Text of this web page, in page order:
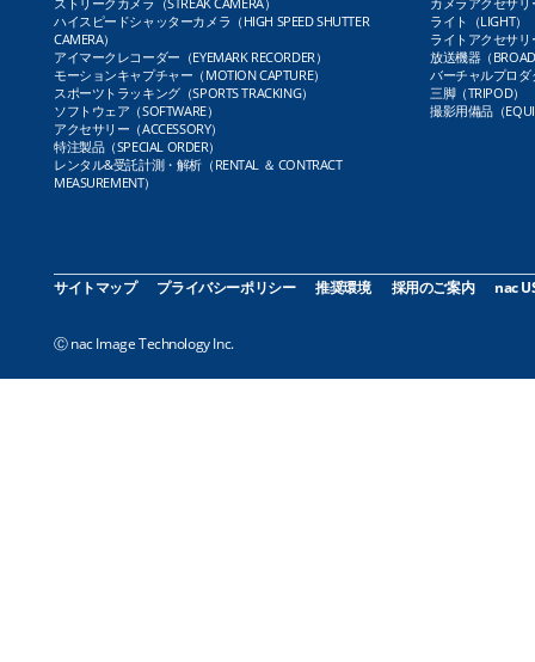
ハイスピードシャッターカメラ（HIGH SPEED SHUTTER
CAMERA）
アイマークレコーダー（EYEMARK RECORDER）
モーションキャプチャー（MOTION CAPTURE）
スポーツトラッキング（SPORTS TRACKING）
ソフトウェア（SOFTWARE）
アクセサリー（ACCESSORY）
特注製品（SPECIAL ORDER）
レンタル&受託計測・解析（RENTAL ＆ CONTRACT
MEASUREMENT）
ライト（LIGHT）
ライトアクセサリ
放送機器（
バーチャルプロダ
三脚（TRIPOD）
撮影用備品（
サイトマップ プライバシーポリシー 推奨環境 採用のご案内 nac
Ⓒ nac Image Technology Inc.